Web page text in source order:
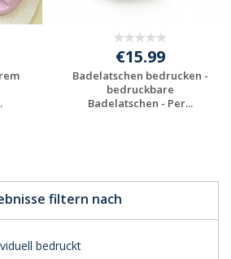
filtern nach
bedruckt
€15.99
Badelatschen bedrucken -
bedruckbare
Badelatschen - Per...